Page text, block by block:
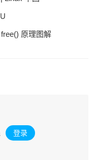
原理图解
登录 。